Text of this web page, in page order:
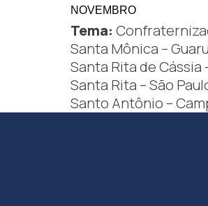
NOVEMBRO
Tema:
Santa Mônica –
Santa Rita de Cássia
Santa Rita – São
Santo Antônio –